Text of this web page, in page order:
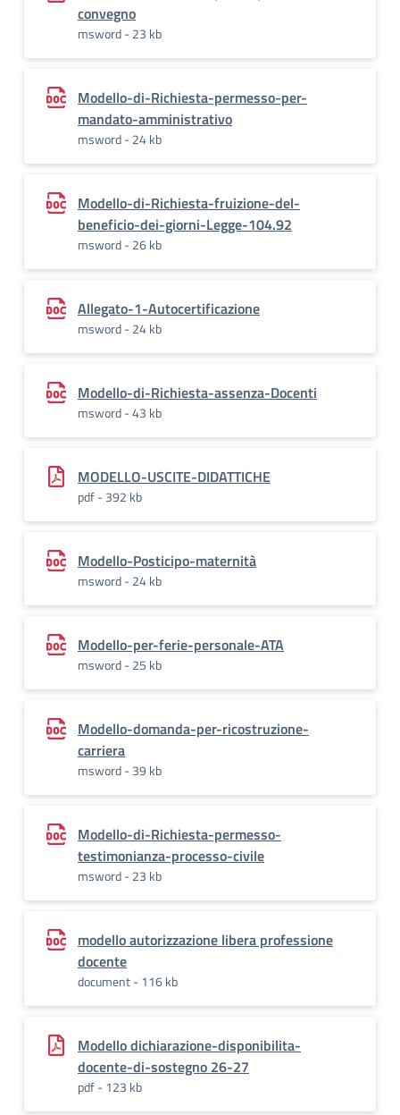
convegno
msword - 23 kb
Modello-di-Richiesta-permesso-per-
mandato-amministrativo
msword - 24 kb
Modello-di-Richiesta-fruizione-del-
beneficio-dei-giorni-Legge-104.92
msword - 26 kb
Allegato-1-Autocertificazione
msword - 24 kb
Modello-di-Richiesta-assenza-Docenti
msword - 43 kb
MODELLO-USCITE-DIDATTICHE
pdf - 392 kb
Modello-Posticipo-maternità
msword - 24 kb
Modello-per-ferie-personale-ATA
msword - 25 kb
Modello-domanda-per-ricostruzione-
carriera
msword - 39 kb
Modello-di-Richiesta-permesso-
testimonianza-processo-civile
msword - 23 kb
modello autorizzazione libera professione
docente
document - 116 kb
Modello dichiarazione-disponibilita-
docente-di-sostegno 26-27
pdf - 123 kb